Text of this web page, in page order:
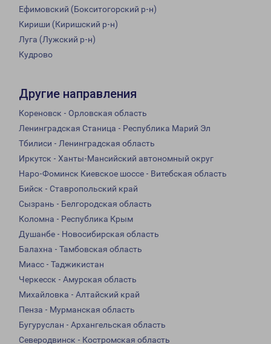
Ефимовский (Бокситогорский р-н)
Кириши (Киришский р-н)
Луга (Лужский р-н)
Кудрово
Другие направления
Кореновск - Орловская область
Ленинградская Станица - Республика Марий Эл
Тбилиси - Ленинградская область
Иркутск - Ханты-Мансийский автономный округ
Наро-Фоминск Киевское шоссе - Витебская область
Бийск - Ставропольский край
Сызрань - Белгородская область
Коломна - Республика Крым
Душанбе - Новосибирская область
Балахна - Тамбовская область
Миасс - Таджикистан
Черкесск - Амурская область
Михайловка - Алтайский край
Пенза - Мурманская область
Бугуруслан - Архангельская область
Северодвинск - Костромская область